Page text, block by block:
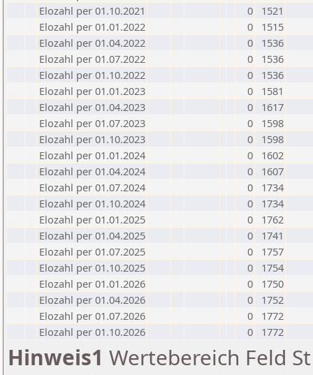
Elozahl per 01.10.2021
0
1521
Elozahl per 01.01.2022
0
1515
Elozahl per 01.04.2022
0
1536
Elozahl per 01.07.2022
0
1536
Elozahl per 01.10.2022
0
1536
Elozahl per 01.01.2023
0
1581
Elozahl per 01.04.2023
0
1617
Elozahl per 01.07.2023
0
1598
Elozahl per 01.10.2023
0
1598
Elozahl per 01.01.2024
0
1602
Elozahl per 01.04.2024
0
1607
Elozahl per 01.07.2024
0
1734
Elozahl per 01.10.2024
0
1734
Elozahl per 01.01.2025
0
1762
Elozahl per 01.04.2025
0
1741
Elozahl per 01.07.2025
0
1757
Elozahl per 01.10.2025
0
1754
Elozahl per 01.01.2026
0
1750
Elozahl per 01.04.2026
0
1752
Elozahl per 01.07.2026
0
1772
Elozahl per 01.10.2026
0 1772
Hinweis1 Wertebereich Feld